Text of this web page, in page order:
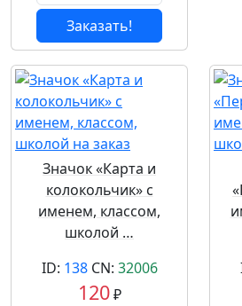
Заказать!
Значок «Карта и
колокольчик» с
именем, классом,
школой …
ID: 138CN: 32006
120₽